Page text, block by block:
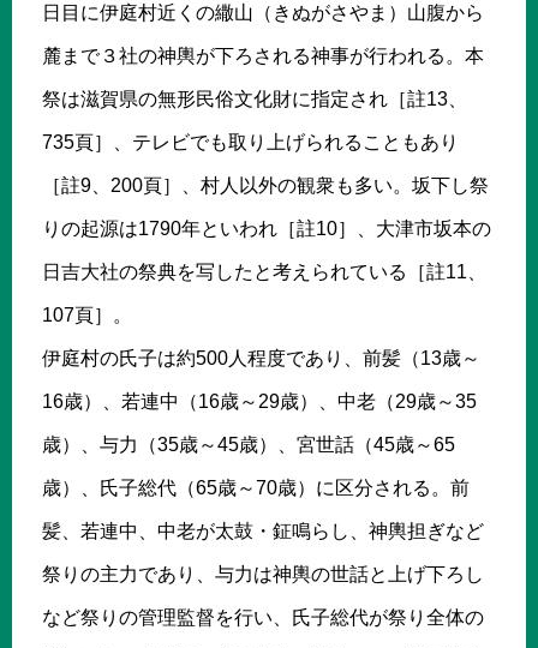
日目に伊庭村近くの繖山（きぬがさやま）山腹から
麓まで３社の神輿が下ろされる神事が行われる。本
祭は滋賀県の無形民俗文化財に指定され［註13、
735頁］、テレビでも取り上げられることもあり
［註9、200頁］、村人以外の観衆も多い。坂下し祭
りの起源は1790年といわれ［註10］、大津市坂本の
日吉大社の祭典を写したと考えられている［註11、
107頁］。
伊庭村の氏子は約500人程度であり、前髪（13歳～
16歳）、若連中（16歳～29歳）、中老（29歳～35
歳）、与力（35歳～45歳）、宮世話（45歳～65
歳）、氏子総代（65歳～70歳）に区分される。前
髪、若連中、中老が太鼓・鉦鳴らし、神輿担ぎなど
祭りの主力であり、与力は神輿の世話と上げ下ろし
など祭りの管理監督を行い、氏子総代が祭り全体の